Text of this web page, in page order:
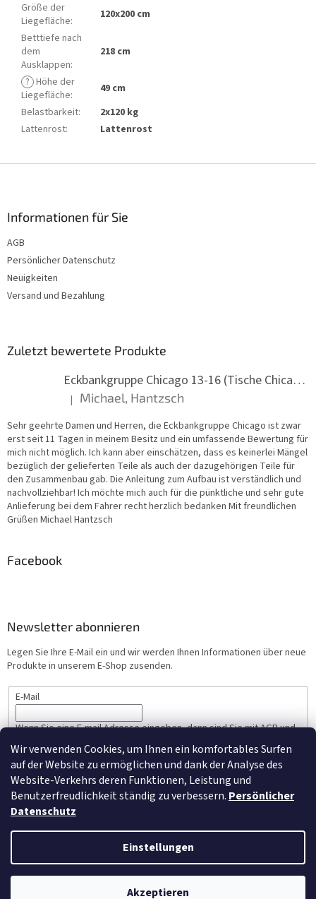
Wir verwenden Cookies, um Ihnen ein komfortables Surfen
auf der Website zu ermöglichen und dank der Analyse des
Website-Verkehrs deren Funktionen, Leistung und
Benutzerfreudlichkeit ständig zu verbessern. Persönlicher
Datenschutz
Einstellungen
Akzeptieren
Größe der
Liegefläche:
120x200 cm
Betttiefe nach
dem
Ausklappen:
218 cm
? Höhe der
Liegefläche:
49 cm
Belastbarkeit:
2x120 kg
Lattenrost: Lattenrost
Informationen für Sie
AGB
Persönlicher Datenschutz
Neuigkeiten
Versand und Bezahlung
Zuletzt bewertete Produkte
Eckbankgruppe Chicago 13-16 (Tische Chicago)
Die Produktbewertung beträgt 5 von 5 Sternen.
| Michael, Hantzsch
Sehr geehrte Damen und Herren, die Eckbankgruppe Chicago ist zwar
erst seit 11 Tagen in meinem Besitz und ein umfassende Bewertung für
mich nicht möglich. Ich kann aber einschätzen, dass es keinerlei Mängel
bezüglich der gelieferten Teile als auch der dazugehörigen Teile für
den Zusammenbau gab. Die Anleitung zum Aufbau ist verständlich und
nachvollziehbar! Ich möchte mich auch für die pünktliche und sehr gute
Anlieferung bei dem Fahrer recht herzlich bedanken Mit freundlichen
Grüßen Michael Hantzsch
Facebook
Newsletter abonnieren
Legen Sie Ihre E-Mail ein und wir werden Ihnen Informationen über neue
Produkte in unserem E-Shop zusenden.
E-Mail
Wenn Sie eine E-mail Adresse eingeben, dann sind Sie mit AGB und
Persönlicher Datenschutz einverstanden.
ANMELDEN
Copyright 2026NM-Moebel.de. Alle Rechte vorbehalten.Cookie-
Einstellungen ändern